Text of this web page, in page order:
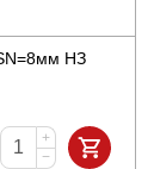
НЗ
+
−